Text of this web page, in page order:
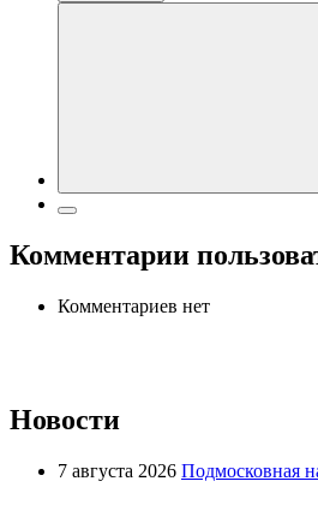
Комментарии
Комментариев нет
Новости
7 августа 2026 Подмосковная